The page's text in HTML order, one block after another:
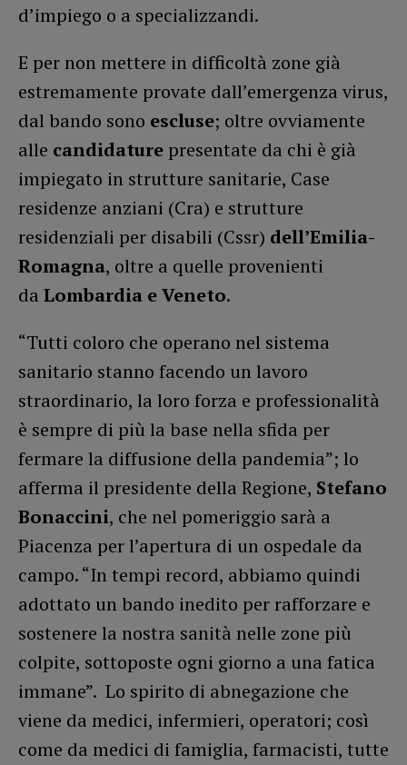
d’impiego o a specializzandi.
E per non mettere in difficoltà zone già
estremamente provate dall’emergenza virus,
dal bando sono escluse; oltre ovviamente
alle candidature presentate da chi è già
impiegato in strutture sanitarie, Case
residenze anziani (Cra) e strutture
residenziali per disabili (Cssr) dell’Emilia-
Romagna, oltre a quelle provenienti
da Lombardia e Veneto.
“Tutti coloro che operano nel sistema
sanitario stanno facendo un lavoro
straordinario, la loro forza e professionalità
è sempre di più la base nella sfida per
fermare la diffusione della pandemia”; lo
afferma il presidente della Regione, Stefano
Bonaccini, che nel pomeriggio sarà a
Piacenza per l’apertura di un ospedale da
campo. “In tempi record, abbiamo quindi
adottato un bando inedito per rafforzare e
sostenere la nostra sanità nelle zone più
colpite, sottoposte ogni giorno a una fatica
immane”. Lo spirito di abnegazione che
viene da medici, infermieri, operatori; così
come da medici di famiglia, farmacisti, tutte